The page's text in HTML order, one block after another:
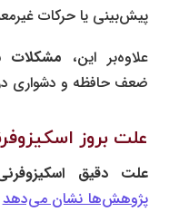
پیش‌بینی یا حرکات
علاوه‌بر این، مشکلات
ضعف حافظه و دشواری
علت بروز
علت دقیق
پژوهش‌ها نشان می‌دهد